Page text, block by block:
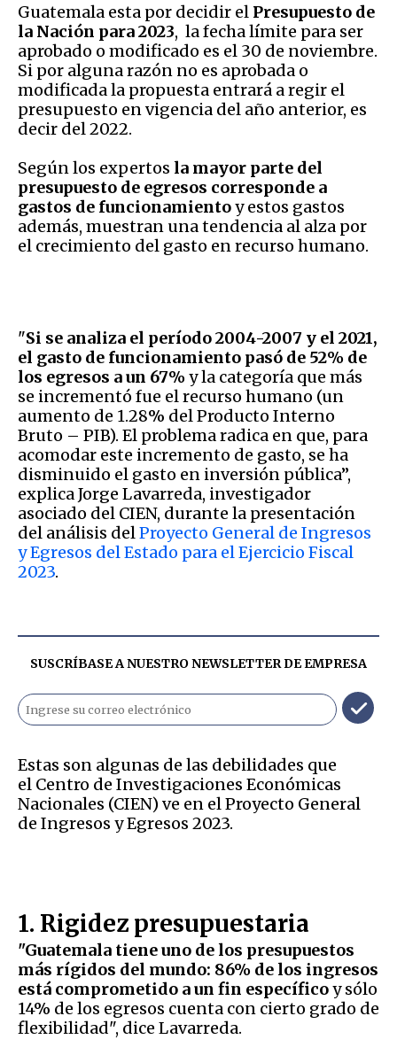
Guatemala esta por decidir el Presupuesto de
la Nación para 2023, la fecha límite para ser
aprobado o modificado es el 30 de noviembre.
Si por alguna razón no es aprobada o
modificada la propuesta entrará a regir el
presupuesto en vigencia del año anterior, es
decir del 2022.
Según los expertos la mayor parte del
presupuesto de egresos corresponde a
gastos de funcionamientoy estos gastos
además, muestran una tendencia al alza por
el crecimiento del gasto en recurso humano.
"Si se analiza el período 2004-2007 y el 2021,
el gasto de funcionamiento pasó de 52% de
los egresos a un 67% y la categoría que más
se incrementó fue el recurso humano (un
aumento de 1.28% del Producto Interno
Bruto – PIB). El problema radica en que, para
acomodar este incremento de gasto, se ha
disminuido el gasto en inversión pública”,
explica Jorge Lavarreda, investigador
asociado del CIEN, durante la presentación
del análisis delProyecto General de Ingresos
y Egresos del Estado para el Ejercicio Fiscal
2023.
SUSCRÍBASE A NUESTRO NEWSLETTER DEEMPRESA
Estas son algunas de las debilidades que
el Centro de Investigaciones Económicas
Nacionales (CIEN) ve en el Proyecto General
de Ingresos y Egresos 2023.
1. Rigidez presupuestaria
"Guatemala tiene uno de los presupuestos
más rígidos del mundo: 86% de los ingresos
está comprometido a un fin específicoy sólo
14% de los egresos cuenta con cierto grado de
flexibilidad", dice Lavarreda.